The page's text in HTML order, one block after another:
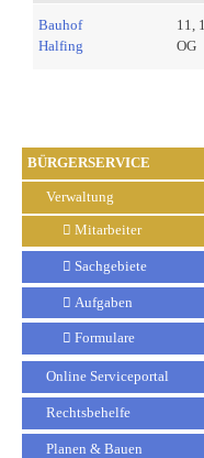
BÜRGERSERVICE
Verwaltung
Mitarbeiter
Sachgebiete
Aufgaben
Formulare
Online Serviceportal
Rechtsbehelfe
Planen & Bauen
Bauhof
Halfing
11, 1.
OG